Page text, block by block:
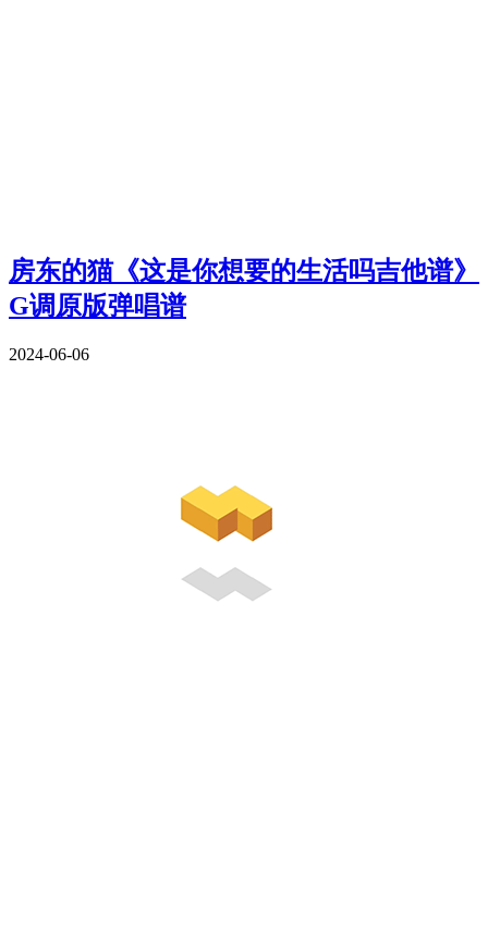
房东的猫《这是你想要的生活吗吉他谱》
G调原版弹唱谱
2024-06-06